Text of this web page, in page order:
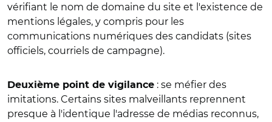
vérifiant le nom de domaine du site et l'existence de
mentions légales, y compris pour les
communications numériques des candidats (sites
officiels, courriels de campagne).
Deuxième point de vigilance : se méfier des
imitations. Certains sites malveillants reprennent
presque à l'identique l'adresse de médias reconnus,